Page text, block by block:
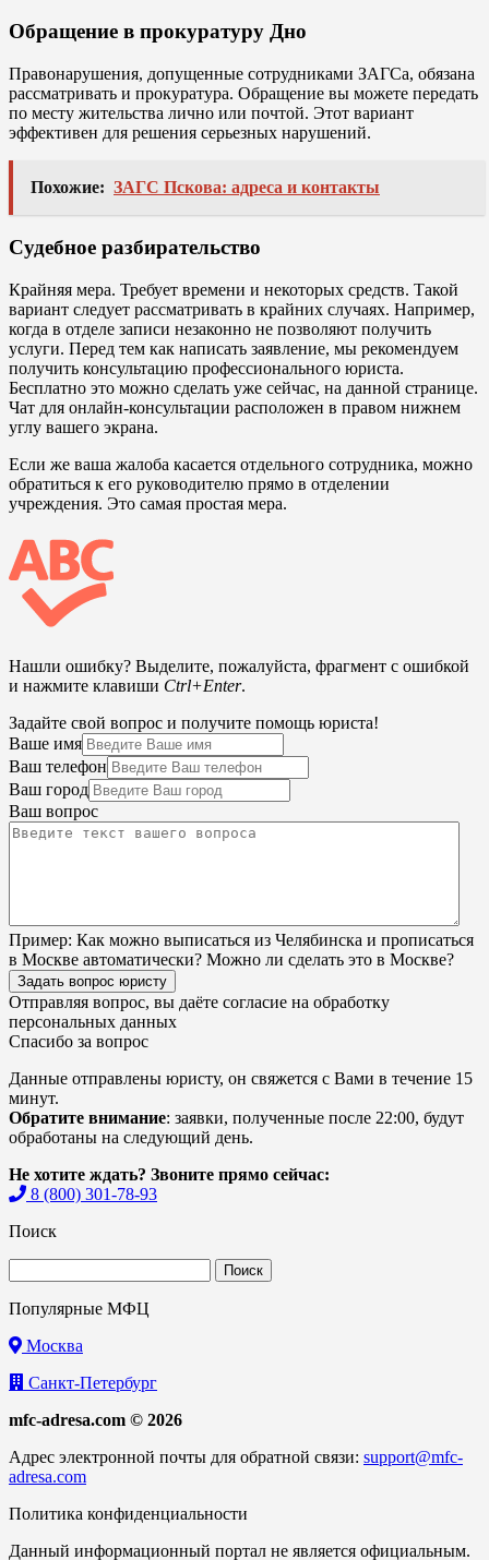
Обращение в прокуратуру Дно
Правонарушения, допущенные сотрудниками ЗАГСа, обязана
рассматривать и прокуратура. Обращение вы можете передать
по месту жительства лично или почтой. Этот вариант
эффективен для решения серьезных нарушений.
Похожие: ЗАГС Пскова: адреса и контакты
Судебное разбирательство
Крайняя мера. Требует времени и некоторых средств. Такой
вариант следует рассматривать в крайних случаях. Например,
когда в отделе записи незаконно не позволяют получить
услуги. Перед тем как написать заявление, мы рекомендуем
получить консультацию профессионального юриста.
Бесплатно это можно сделать уже сейчас, на данной странице.
Чат для онлайн-консультации расположен в правом нижнем
углу вашего экрана.
Если же ваша жалоба касается отдельного сотрудника, можно
обратиться к его руководителю прямо в отделении
учреждения. Это самая простая мера.
Нашли ошибку? Выделите, пожалуйста, фрагмент с ошибкой
и нажмите клавиши Ctrl+Enter.
Задайте свой вопрос и получите помощь юриста!
Ваше имя
Ваш телефон
Ваш город
Ваш вопрос
Пример: Как можно выписаться из Челябинска и прописаться
в Москве автоматически? Можно ли сделать это в Москве?
Задать вопрос юристу
Отправляя вопрос, вы даёте согласие на обработку
персональных данных
Спасибо за вопрос
Данные отправлены юристу, он свяжется с Вами в течение 15
минут.
Обратите внимание: заявки, полученные после 22:00, будут
обработаны на следующий день.
Не хотите ждать? Звоните прямо сейчас:
8 (800) 301-78-93
Поиск
Популярные МФЦ
Москва
Санкт-Петербург
mfc-adresa.com © 2026
Адрес электронной почты для обратной связи: support@mfc-
adresa.com
Политика конфиденциальности
Данный информационный портал не является официальным.